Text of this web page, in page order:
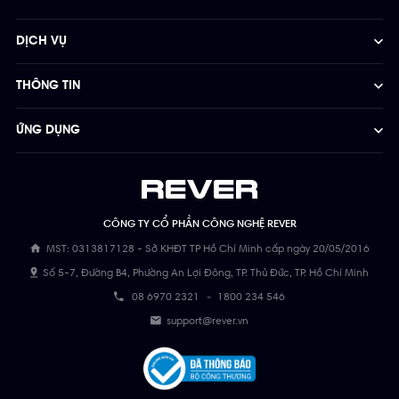
CÔNG TY CỔ PHẦN CÔNG NGHỆ REVER
MST: 0313817128 - Sở KHĐT TP Hồ Chí Minh cấp ngày 20/05/2016
Số 5-7, Đường B4, Phường An Lợi Đông, TP. Thủ Đức, TP. Hồ Chí Minh
08 6970 2321 - 1800 234 546
support@rever.vn
DỊCH VỤ
THÔNG TIN
ỨNG DỤNG